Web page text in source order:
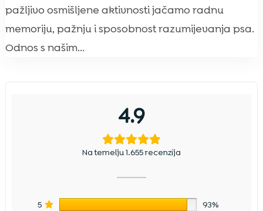
pažljivo osmišljene aktivnosti jačamo radnu
memoriju, pažnju i sposobnost razumijevanja psa.
Odnos s našim...
4.9
Na temelju 1.655 recenzija
5 93%